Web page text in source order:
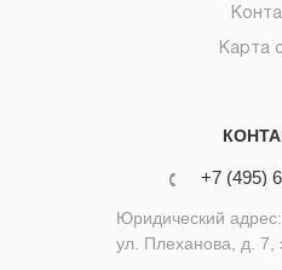
Карта
+7 (495)
Юридический
ул. Плеханова, д.